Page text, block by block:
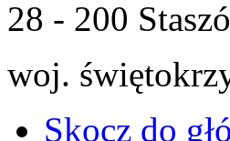
28 - 200
woj.
Skocz do